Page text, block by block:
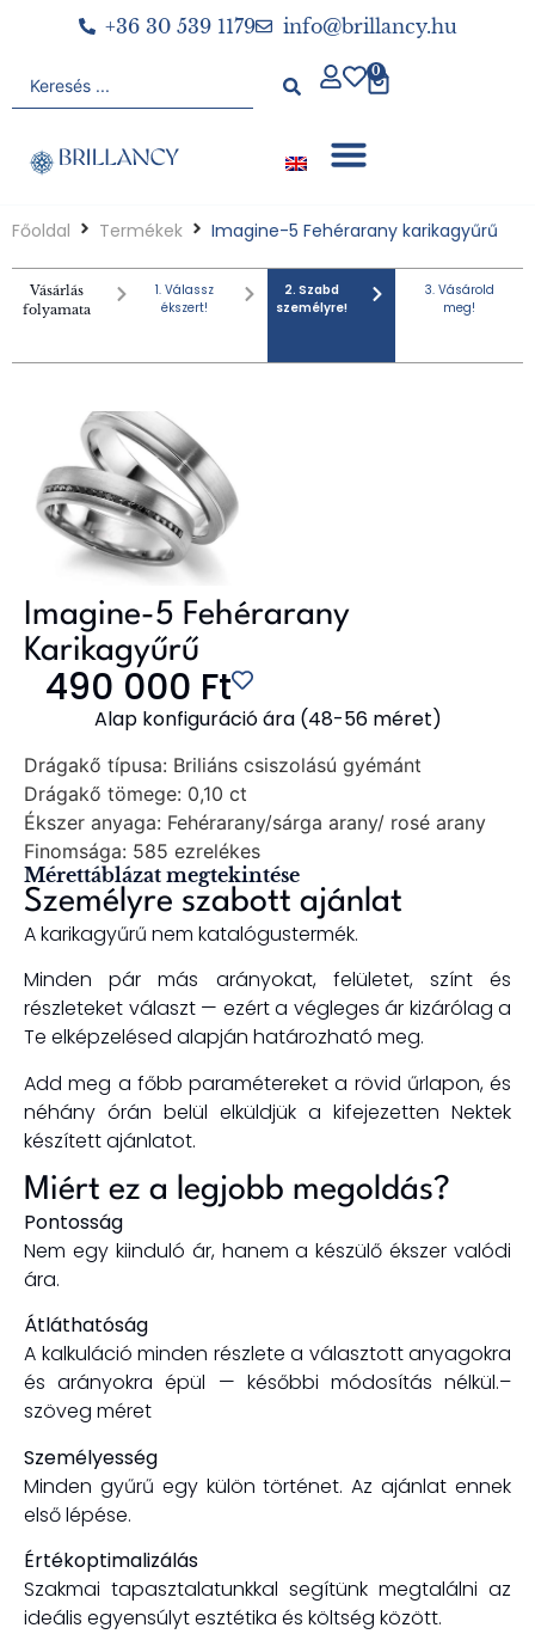
+36 30 539 1179 info@brillancy.hu
0
Főoldal Termékek Imagine-5 Fehérarany karikagyűrű
Vásárlás
folyamata
1. Válassz
ékszert!
2. Szabd
személyre!
3. Vásárold
meg!
Imagine-5 Fehérarany
Karikagyűrű
490 000 Ft
Alap konfiguráció ára (48-56 méret)
Drágakő típusa: Briliáns csiszolású gyémánt
Drágakő tömege: 0,10 ct
Ékszer anyaga: Fehérarany/sárga arany/ rosé arany
Finomsága: 585 ezrelékes
Mérettáblázat megtekintése
Személyre szabott ajánlat
A karikagyűrű nem katalógustermék.
Minden pár más arányokat, felületet, színt és
részleteket választ — ezért a végleges ár kizárólag a
Te elképzelésed alapján határozható meg.
Add meg a főbb paramétereket a rövid űrlapon, és
néhány órán belül elküldjük a kifejezetten Nektek
készített ajánlatot.
Miért ez a legjobb megoldás?
Pontosság
Nem egy kiinduló ár, hanem akészülő ékszer valódi
ára.
Átláthatóság
A kalkuláció minden részlete a választott anyagokra
és arányokra épül — későbbi módosítás nélkül.–
szöveg méret
Személyesség
Minden gyűrű egy külön történet. Az ajánlat ennek
első lépése.
Értékoptimalizálás
Szakmai tapasztalatunkkal segítünk megtalálni az
ideális egyensúlyt esztétika és költség között.